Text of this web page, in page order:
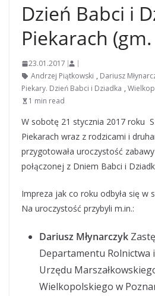
Dzień Babci i
Piekarach
23.01.2017
Andrzej Piątkowski , Dariusz
Piekary. Dzień Babci i Dziadka ,
1 min read
W sobotę 21 stycznia 2017 roku
Piekarach wraz z rodzicami i
przygotowała uroczystość
połączonej z Dniem Babci i
Impreza jak co roku odbyła się w
Na uroczystość przybyli m.in.:
Dariusz Młynarczyk
Departamentu Rolnictwa
Urzędu
Wielkopolskiego w